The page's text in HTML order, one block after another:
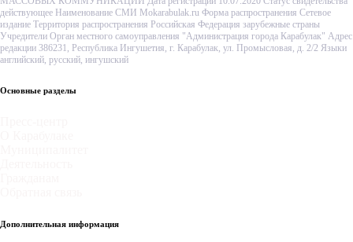
действующее Наименование СМИ Mokarabulak.ru Форма распространения Сетевое
издание Территория распространения Российская Федерация зарубежные страны
Учредители Орган местного самоуправления "Администрация города Карабулак" Адрес
редакции 386231, Республика Ингушетия, г. Карабулак, ул. Промысловая, д. 2/2 Языки
английский, русский, ингушский
Основные разделы
Дополнительная информация